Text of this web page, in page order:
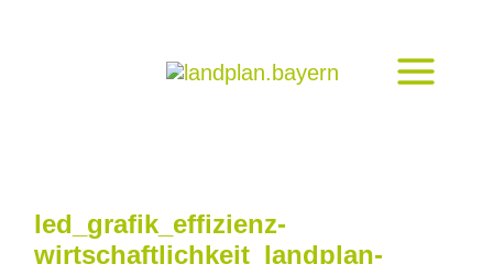
led_grafik_effizienz-
wirtschaftlichkeit_landplan-